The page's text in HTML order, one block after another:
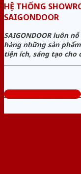
HỆ THỐNG
SAIGONDOOR
SAIGONDOOR luôn
hàng những sản
tiện ích, sáng tạo
www.bancuanhom.com